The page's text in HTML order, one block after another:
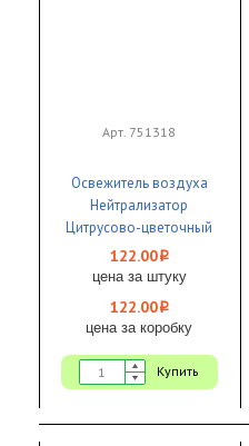
Арт. 751318
Освежитель воздуха
Нейтрализатор
Цитрусово-цветочный
330мл До-Ре-Ми
Премиум сухое распыл.
122.00i
цена за штуку
122.00i
цена за коробку
Купить